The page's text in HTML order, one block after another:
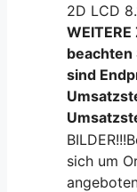
2D LCD
WEITERE
beachten
sind
sich um